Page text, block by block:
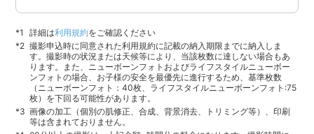
詳細は利用規約をご確認ください
撮影申込時に同意された利用規約に記載の納入期限までに納入しま
す。撮影時の状況または天候等により、当該枚数に達しない場合もあ
ります。また、ニューボーンフォトおよびライフスタイルニューボー
ンフォトの場合、お子様の安全を最優先に進行するため、基準枚数
（ニューボーンフォト：40枚、ライフスタイルニューボーンフォト:75
枚）を下回る可能性があります。
画像の加工（個別の肌修正、合成、背景消去、トリミング等）、印刷
等は含まれておりません。